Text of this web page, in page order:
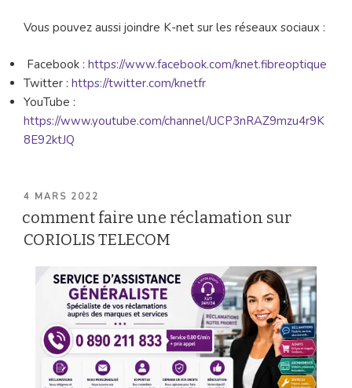
Vous pouvez aussi joindre K-net sur les réseaux sociaux :
Facebook : https://www.facebook.com/knet.fibreoptique
Twitter : https://twitter.com/knetfr
YouTube :
https://www.youtube.com/channel/UCP3nRAZ9mzu4r9K
8E92ktJQ
PUBLIÉ
4 MARS 2022
comment faire une réclamation sur
CORIOLIS TELECOM